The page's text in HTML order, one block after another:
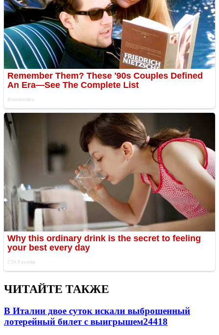
ЧИТАЙТЕ ТАКЖЕ
В Италии двое суток искали выброшенный
лотерейный билет с выигрышем24418